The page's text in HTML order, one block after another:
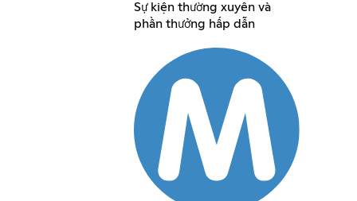
Sự kiện thường xuyên và
phần thưởng hấp dẫn